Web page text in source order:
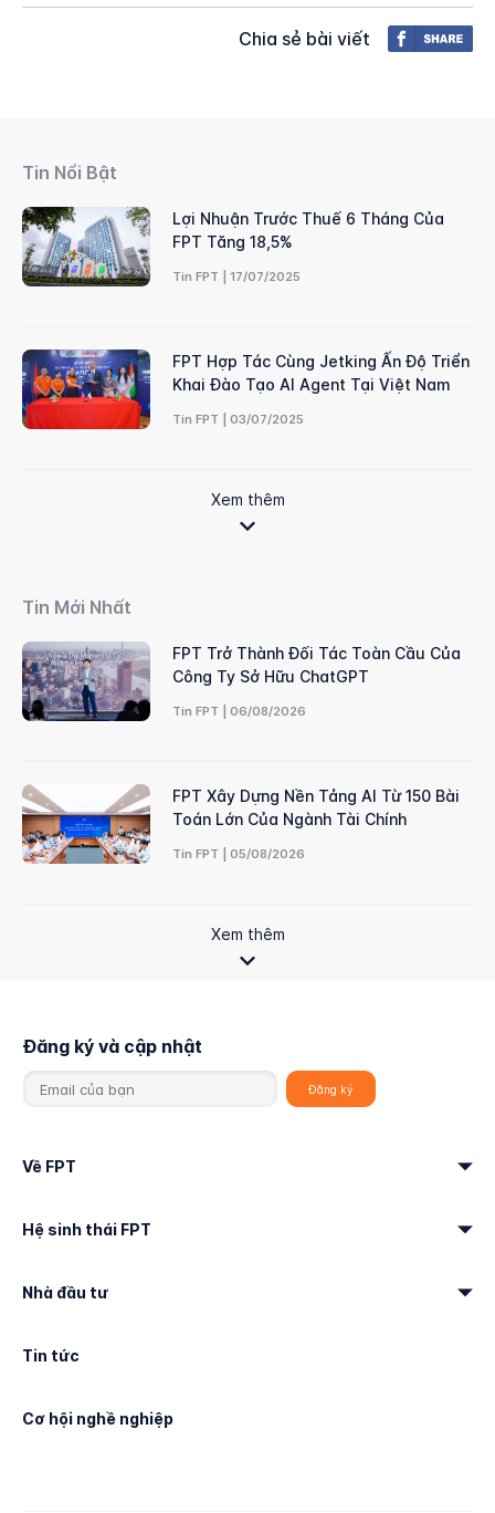
Chia sẻ bài viết
Tin Nổi Bật
Lợi Nhuận Trước Thuế 6 Tháng Của
FPT Tăng 18,5%
Tin FPT | 17/07/2025
FPT Hợp Tác Cùng Jetking Ấn Độ Triển
Khai Đào Tạo AI Agent Tại Việt Nam
Tin FPT | 03/07/2025
Xem thêm
Tin Mới Nhất
FPT Trở Thành Đối Tác Toàn Cầu Của
Công Ty Sở Hữu ChatGPT
Tin FPT | 06/08/2026
FPT Xây Dựng Nền Tảng AI Từ 150 Bài
Toán Lớn Của Ngành Tài Chính
Tin FPT | 05/08/2026
Xem thêm
Đăng ký và cập nhật
Về FPT
Hệ sinh thái FPT
Nhà đầu tư
Tin tức
Cơ hội nghề nghiệp